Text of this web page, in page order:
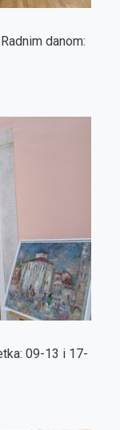
danom:
09-13 i 17-